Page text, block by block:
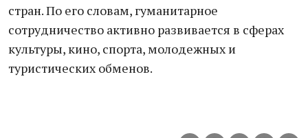
стран. По его словам, гуманитарное
сотрудничество активно развивается в сферах
культуры, кино, спорта, молодежных и
туристических обменов.